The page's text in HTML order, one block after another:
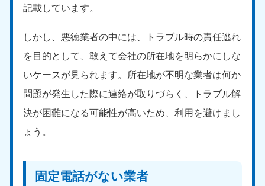
記載しています。
しかし、悪徳業者の中には、トラブル時の責任逃れ
を目的として、敢えて会社の所在地を明らかにしな
いケースが見られます。所在地が不明な業者は何か
問題が発生した際に連絡が取りづらく、トラブル解
決が困難になる可能性が高いため、利用を避けまし
ょう。
固定電話がない業者